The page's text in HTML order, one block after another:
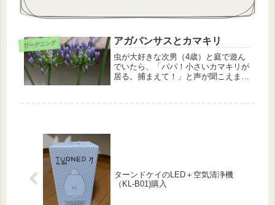
ガーデニング アガパンサスとカマキリ
虫が大好きな次男（4歳）と庭で遊ん
でいたら、「パパ！小さいカマキリが
居る。捕まえて！」と声が聞こえまし
ターンドケイのLED＋空気清浄機
（KL-B01)購入